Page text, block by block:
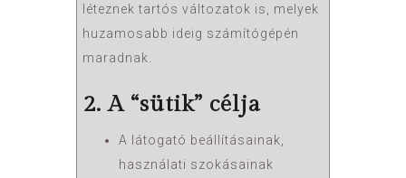
léteznek tartós változatok is, melyek
huzamosabb ideig számítógépén
maradnak.
2. A “sütik” célja
A látogató beállításainak,
használati szokásainak